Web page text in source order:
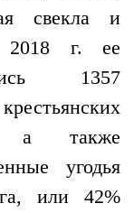
свекла и
2018 г. ее
1357
а также
угодья
или 42%